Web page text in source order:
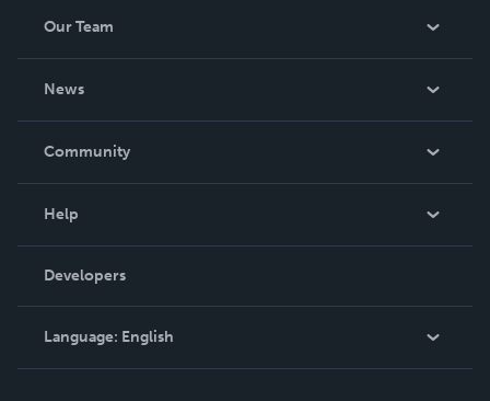
Our Team
News
In The News
Community
Podcast
Help
Order Lookup
Knowledge Base
Contact Support
Developers
Language: English